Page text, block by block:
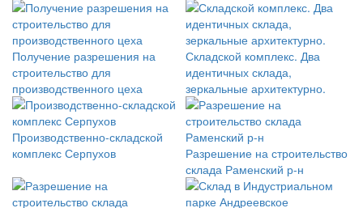
Получение разрешения на
строительство для
производственного цеха
Складской комплекс. Два
идентичных склада,
зеркальные архитектурно.
Производственно-складской
комплекс Серпухов
Разрешение на строительство
склада Раменский р-н